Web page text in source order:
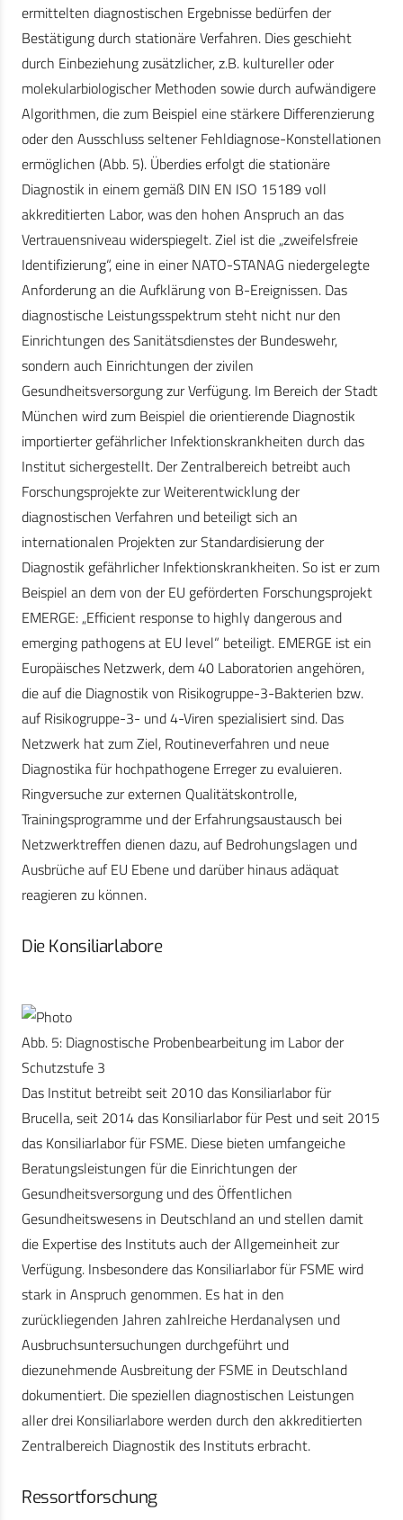
ermittelten diagnostischen Ergebnisse bedürfen der
Bestätigung durch stationäre Verfahren. Dies geschieht
durch Einbeziehung zusätzlicher, z.B. kultureller oder
molekularbiologischer Methoden sowie durch aufwändigere
Algorithmen, die zum Beispiel eine stärkere Differenzierung
oder den Ausschluss seltener Fehldiagnose-Konstellationen
ermöglichen (Abb. 5). Überdies erfolgt die stationäre
Diagnostik in einem gemäß DIN EN ISO 15189 voll
akkreditierten Labor, was den hohen Anspruch an das
Vertrauensniveau widerspiegelt. Ziel ist die „zweifelsfreie
Identifizierung“, eine in einer NATO-STANAG niedergelegte
Anforderung an die Aufklärung von B-Ereignissen. Das
diagnostische Leistungsspektrum steht nicht nur den
Einrichtungen des Sanitätsdienstes der Bundeswehr,
sondern auch Einrichtungen der zivilen
Gesundheitsversorgung zur Verfügung. Im Bereich der Stadt
München wird zum Beispiel die orientierende Diagnostik
importierter gefährlicher Infektionskrankheiten durch das
Institut sichergestellt. Der Zentralbereich betreibt auch
Forschungsprojekte zur Weiterentwicklung der
diagnostischen Verfahren und beteiligt sich an
internationalen Projekten zur Standardisierung der
Diagnostik gefährlicher Infektionskrankheiten. So ist er zum
Beispiel an dem von der EU geförderten Forschungsprojekt
EMERGE: „Efficient response to highly dangerous and
emerging pathogens at EU level“ beteiligt. EMERGE ist ein
Europäisches Netzwerk, dem 40 Laboratorien angehören,
die auf die Diagnostik von Risikogruppe-3-Bakterien bzw.
auf Risikogruppe-3- und 4-Viren spezialisiert sind. Das
Netzwerk hat zum Ziel, Routineverfahren und neue
Diagnostika für hochpathogene Erreger zu evaluieren.
Ringversuche zur externen Qualitätskontrolle,
Trainingsprogramme und der Erfahrungsaustausch bei
Netzwerktreffen dienen dazu, auf Bedrohungslagen und
Ausbrüche auf EU Ebene und darüber hinaus adäquat
reagieren zu können.
Die Konsiliarlabore
Abb. 5: Diagnostische Probenbearbeitung im Labor der
Schutzstufe 3
Das Institut betreibt seit 2010 das Konsiliarlabor für
Brucella, seit 2014 das Konsiliarlabor für Pest und seit 2015
das Konsiliarlabor für FSME. Diese bieten umfangeiche
Beratungsleistungen für die Einrichtungen der
Gesundheitsversorgung und des Öffentlichen
Gesundheitswesens in Deutschland an und stellen damit
die Expertise des Instituts auch der Allgemeinheit zur
Verfügung. Insbesondere das Konsiliarlabor für FSME wird
stark in Anspruch genommen. Es hat in den
zurückliegenden Jahren zahlreiche Herdanalysen und
Ausbruchsuntersuchungen durchgeführt und
diezunehmende Ausbreitung der FSME in Deutschland
dokumentiert. Die speziellen diagnostischen Leistungen
aller drei Konsiliarlabore werden durch den akkreditierten
Zentralbereich Diagnostik des Instituts erbracht.
Ressortforschung